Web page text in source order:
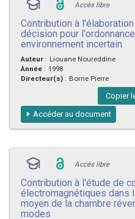
Accès libre
Contribution à
décision pour
environnement incertain
Auteur : Liouane Noureddine
Année : 1998
Directeur(s) : Borne Pierre
Copier
Accéder au document
Accès libre
Contribution à l'étude de
électromagnétiques dans
moyen de la chambre
modes